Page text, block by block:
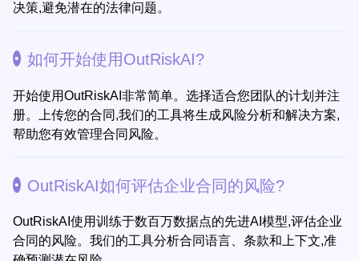
决策,避免潜在的法律问题。
如何开始使用OutRiskAI?
开始使用OutRiskAI非常简单。选择适合您团队的计划并注
册。上传您的合同,我们的工具将生成风险分析和解决方案,
帮助您有效管理合同风险。
OutRiskAI如何评估企业合同的风险?
OutRiskAI使用训练于数百万数据点的先进AI模型,评估企业
合同的风险。我们的工具分析合同语言、条款和上下文,准